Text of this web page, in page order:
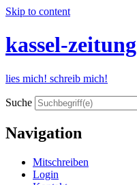
Skip to content
kassel-zeitung
lies mich! schreib mich!
Suche
Navigation
Mitschreiben
Login